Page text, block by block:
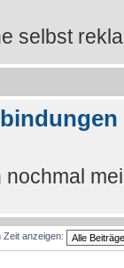
selbst
Zeit anzeigen: